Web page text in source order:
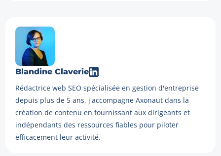
Blandine Claverie
Rédactrice web SEO spécialisée en gestion d'entreprise
depuis plus de 5 ans, j'accompagne Axonaut dans la
création de contenu en fournissant aux dirigeants et
indépendants des ressources fiables pour piloter
efficacement leur activité.